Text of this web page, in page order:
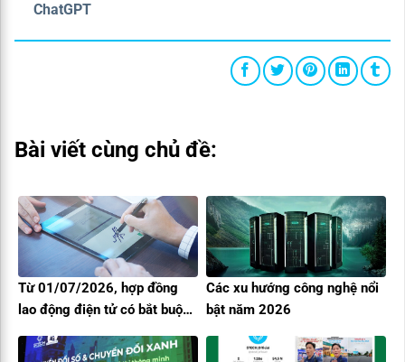
ChatGPT
Bài viết cùng chủ đề:
Từ 01/07/2026, hợp đồng
lao động điện tử có bắt buộc
hiểu đúng
Các xu hướng công nghệ nổi
bật năm 2026